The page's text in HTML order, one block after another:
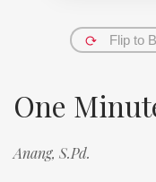
Flip to
One
Anang, S.Pd.